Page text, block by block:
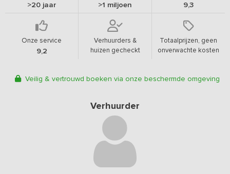
>20 jaar >1 miljoen 9,3
Onze service
9,2
Verhuurders &
huizen gecheckt
Totaalprijzen, geen
onverwachte kosten
Veilig & vertrouwd boeken via onze beschermde omgeving
Verhuurder